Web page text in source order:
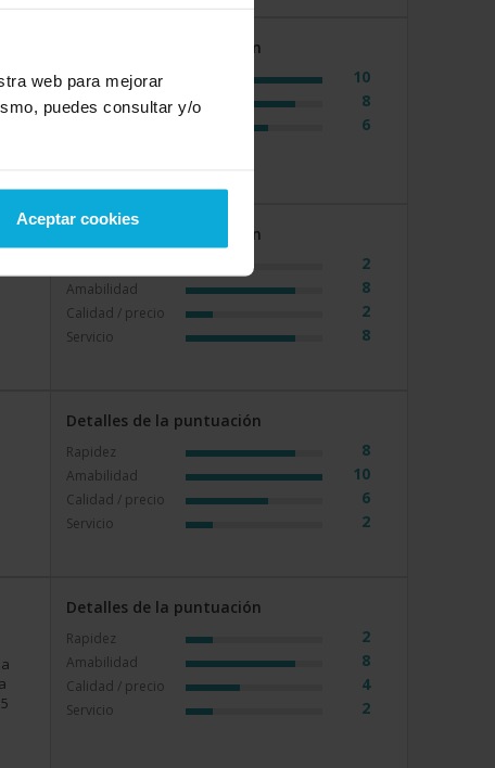
web para mejorar
puedes consultar y/o
Aceptar cookies
Detalles de la puntuación
Rapidez 10
Amabilidad 8
6
Detalles de la puntuación
2
Amabilidad 8
Calidad / precio 2
Servicio 8
Detalles de la puntuación
Rapidez 8
Amabilidad 10
Calidad / precio 6
Servicio 2
Detalles de la puntuación
Rapidez 2
Amabilidad 8
Calidad / precio 4
Servicio 2